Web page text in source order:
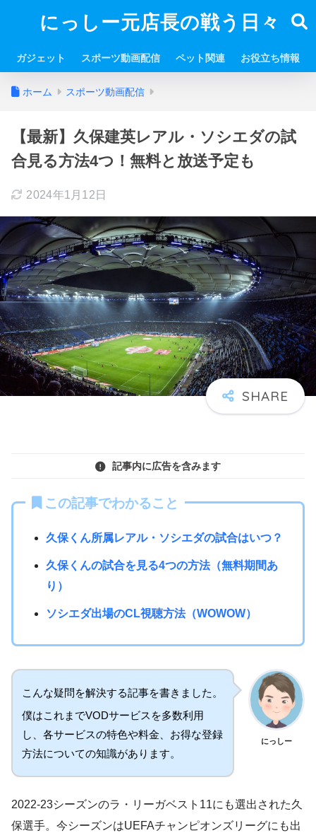
にっしー元店長の戦う日々
ガジェット スポーツ動画配信 ペット関連 お役立ち情報
ホーム スポーツ動画配信
【最新】久保建英レアル・ソシエダの試
合見る方法4つ！無料と放送予定も
2024年1月12日
記事内に広告を含みます
この記事でわかること
久保くん所属レアル・ソシエダの試合はいつ？
久保くんの試合を見る4つの方法（無料期間あ
り）
ソシエダ出場のCL視聴方法（WOWOW）
こんな疑問を解決する記事を書きました。
僕はこれまでVODサービスを多数利用
し、各サービスの特色や料金、お得な登録
方法についての知識があります。
にっしー
2022-23シーズンのラ・リーガベスト11にも選出された久
保選手。今シーズンはUEFAチャンピオンズリーグにも出